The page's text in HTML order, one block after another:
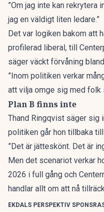
”Om jag inte kan rekrytera
jag en väldigt liten ledare.”
Det var logiken bakom att
profilerad liberal, till
säger väckt förvåning
”Inom politiken verkar
att vilja omge sig med folk
Plan B finns inte
Thand Ringqvist säger sig
politiken går hon tillbaka
”Det är jätteskönt. Det är
Men det scenariot verkar
2026 i full gång och
handlar allt om att nå
EKDALS PERSPEKTIV